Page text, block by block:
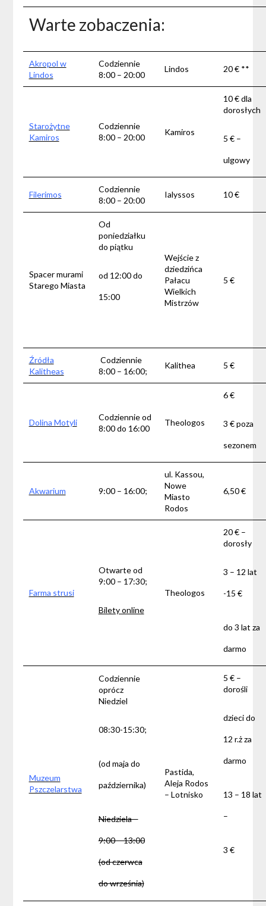
Warte zobaczenia:
Akropol w
Lindos
Codziennie
8:00 – 20:00
Lindos 20 € **
Starożytne
Kamiros
Codziennie
8:00 – 20:00
Kamiros
10 € dla
dorosłych
5 € –
ulgowy
Filerimos
Codziennie
8:00 – 20:00
Ialyssos 10 €
Spacer murami
Starego Miasta
Od
poniedziałku
do piątku
od 12:00 do
15:00
Wejście z
dziedzińca
Pałacu
Wielkich
Mistrzów
5 €
Źródła
Kalitheas
Codziennie
8:00 – 16:00;
Kalithea 5 €
Dolina Motyli
Codziennie od
8:00 do 16:00
Theologos
6 €
3 € poza
sezonem
Akwarium 9:00 – 16:00;
ul. Kassou,
Nowe
Miasto
Rodos
6,50 €
Farma strusi
Otwarte od
9:00 – 17:30;
Bilety online
Theologos
20 € –
dorosły
3 – 12 lat
-15 €
do 3 lat za
darmo
Muzeum
Pszczelarstwa
Codziennie
oprócz
Niedziel
08:30-15:30;
(od maja do
października)
Niedziela –
9:00 – 13:00
(od czerwca
do września)
Pastida,
Aleja Rodos
– Lotnisko
5 € –
dorośli
dzieci do
12 r.ż za
darmo
13 – 18 lat
–
3 €